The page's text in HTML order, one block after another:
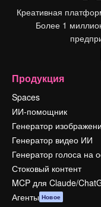
Креативная
Более 1
Продукция
Spaces
ИИ-помощник
Генератор
Генератор видео ИИ
Генератор голоса на
Стоковый контент
MCP для Claude/
Агенты Новое